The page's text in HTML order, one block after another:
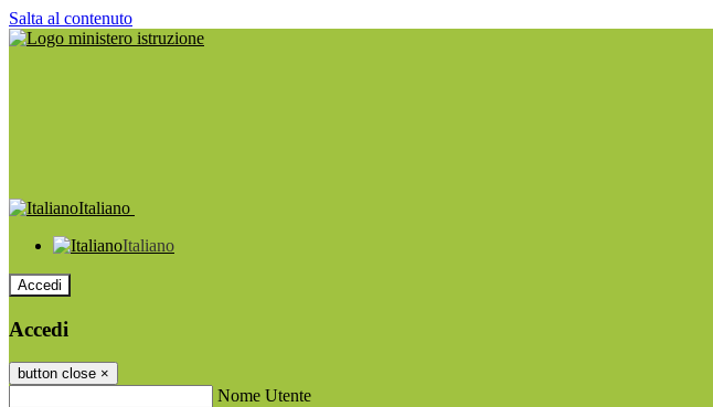
Salta al contenuto
Italiano
Italiano
Accedi
Accedi
button close ×
Nome Utente